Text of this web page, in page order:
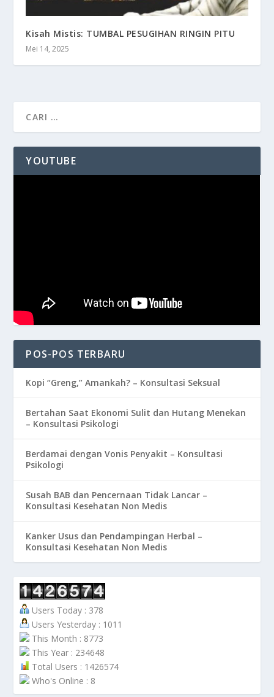
Kisah Mistis: TUMBAL PESUGIHAN RINGIN PITU
Mei 14, 2025
YOUTUBE
POS-POS TERBARU
Kopi “Greng,” Amankah? – Konsultasi Seksual
Bertahan Saat Ekonomi Sulit dan Hutang Menekan
– Konsultasi Psikologi
Berdamai dengan Vonis Penyakit – Konsultasi
Psikologi
Susah BAB dan Pencernaan Tidak Lancar –
Konsultasi Kesehatan Non Medis
Kanker Usus dan Pendampingan Herbal –
Konsultasi Kesehatan Non Medis
Users Today : 378
Users Yesterday : 1011
This Month : 8773
This Year : 234648
Total Users : 1426574
Who's Online : 8